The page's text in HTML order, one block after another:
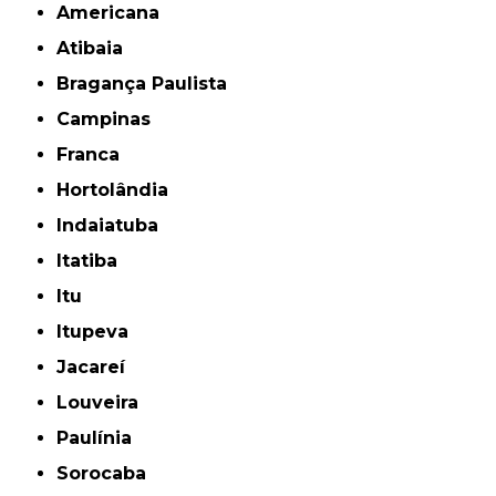
Americana
Atibaia
Bragança Paulista
Campinas
Franca
Hortolândia
Indaiatuba
Itatiba
Itu
Itupeva
Jacareí
Louveira
Paulínia
Sorocaba